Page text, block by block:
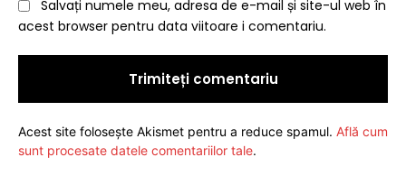
Salvați numele meu, adresa de e-mail și site-ul web în
acest browser pentru data viitoare i comentariu.
Acest site folosește Akismet pentru a reduce spamul. Află cum
sunt procesate datele comentariilor tale.